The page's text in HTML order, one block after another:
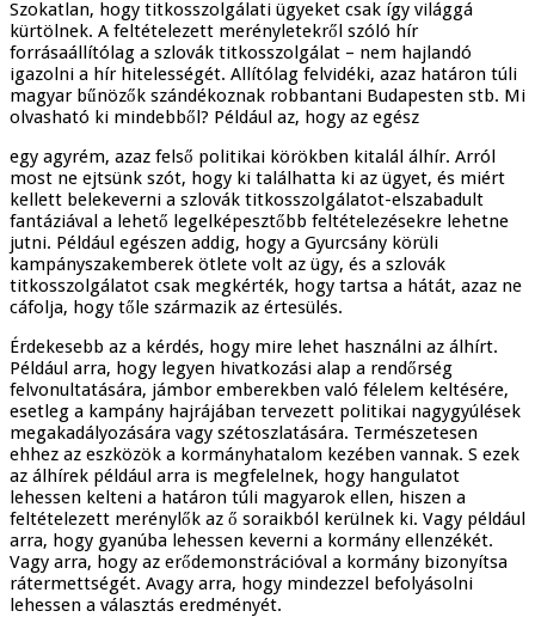
Szokatlan, hogy titkosszolgálati ügyeket csak így világgá
kürtölnek. A feltételezett merényletekről szóló hír
forrásaállítólag a szlovák titkosszolgálat – nem hajlandó
igazolni a hír hitelességét. Allítólag felvidéki, azaz határon túli
magyar bűnözők szándékoznak robbantani Budapesten stb. Mi
olvasható ki mindebből? Például az, hogy az egész
egy agyrém, azaz felső politikai körökben kitalál álhír. Arról
most ne ejtsünk szót, hogy ki találhatta ki az ügyet, és miért
kellett belekeverni a szlovák titkosszolgálatot-elszabadult
fantáziával a lehető legelképesztőbb feltételezésekre lehetne
jutni. Például egészen addig, hogy a Gyurcsány körüli
kampányszakemberek ötlete volt az ügy, és a szlovák
titkosszolgálatot csak megkérték, hogy tartsa a hátát, azaz ne
cáfolja, hogy tőle származik az értesülés.
Érdekesebb az a kérdés, hogy mire lehet használni az álhírt.
Például arra, hogy legyen hivatkozási alap a rendőrség
felvonultatására, jámbor emberekben való félelem keltésére,
esetleg a kampány hajrájában tervezett politikai nagygyúlések
megakadályozására vagy szétoszlatására. Természetesen
ehhez az eszközök a kormányhatalom kezében vannak. S ezek
az álhírek például arra is megfelelnek, hogy hangulatot
lehessen kelteni a határon túli magyarok ellen, hiszen a
feltételezett merénylők az ő soraikból kerülnek ki. Vagy például
arra, hogy gyanúba lehessen keverni a kormány ellenzékét.
Vagy arra, hogy az erődemonstrációval a kormány bizonyítsa
rátermettségét. Avagy arra, hogy mindezzel befolyásolni
lehessen a választás eredményét.